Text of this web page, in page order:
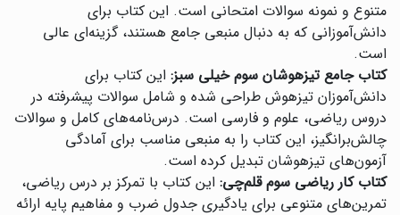
متنوع و نمونه سوالات امتحانی است. این کتاب برای
دانش‌آموزانی که به دنبال منبعی جامع هستند، گزینه‌ای عالی
است.
کتاب جامع تیزهوشان سوم خیلی سبز: این کتاب برای
دانش‌آموزان تیزهوش طراحی شده و شامل سوالات پیشرفته در
دروس ریاضی، علوم و فارسی است. درس‌نامه‌های کامل و سوالات
چالش‌برانگیز، این کتاب را به منبعی مناسب برای آمادگی
آزمون‌های تیزهوشان تبدیل کرده است.
کتاب کار ریاضی سوم قلم‌چی: این کتاب با تمرکز بر درس ریاضی،
تمرین‌های متنوعی برای یادگیری جدول ضرب و مفاهیم پایه ارائه